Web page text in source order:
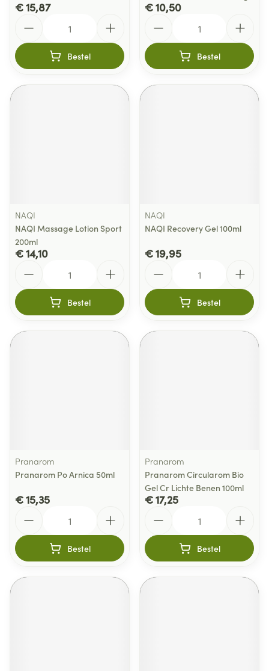
€ 15,87
Bestel
€ 10,50
Bestel
NAQI
NAQI Massage Lotion Sport
200ml
€ 14,10
Bestel
NAQI
NAQI Recovery Gel 100ml
€ 19,95
Bestel
Pranarom
Pranarom Po Arnica 50ml
€ 15,35
Bestel
Pranarom
Pranarom Circularom Bio
Gel Cr Lichte Benen 100ml
€ 17,25
Bestel